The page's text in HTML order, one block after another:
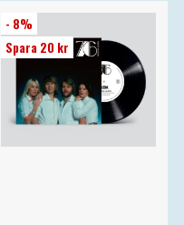
- 8%
Spara 20 kr